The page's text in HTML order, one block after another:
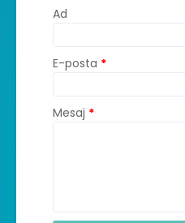
Ad
E-posta *
Mesaj *